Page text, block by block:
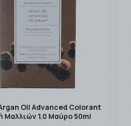
Oil Advanced Colorant
Μαλλιών 1.0 Μαύρο 50ml